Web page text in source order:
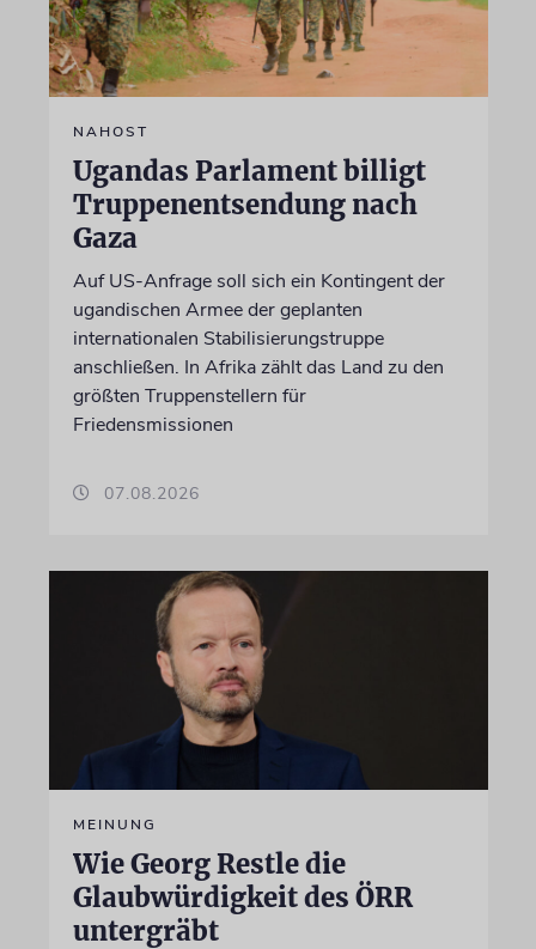
NAHOST
Ugandas Parlament billigt
Truppenentsendung nach
Gaza
Auf US-Anfrage soll sich ein Kontingent der
ugandischen Armee der geplanten
internationalen Stabilisierungstruppe
anschließen. In Afrika zählt das Land zu den
größten Truppenstellern für
Friedensmissionen
07.08.2026
MEINUNG
Wie Georg Restle die
Glaubwürdigkeit des ÖRR
untergräbt